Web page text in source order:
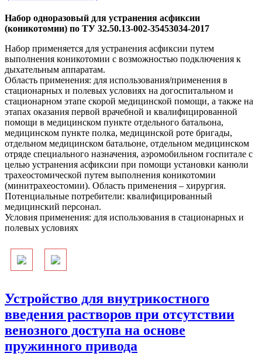
Набор одноразовый для устранения асфиксии
(коникотомии) по ТУ 32.50.13-002-35453034-2017
Набор применяется для устранения асфиксии путем
выполнения коникотомии с возможностью подключения к
дыхательным аппаратам.
Область применения: для использования/применения в
стационарных и полевых условиях на догоспитальном и
стационарном этапе скорой медицинской помощи, а также на
этапах оказания первой врачебной и квалифицированной
помощи в медицинском пункте отдельного батальона,
медицинском пункте полка, медицинской роте бригады,
отдельном медицинском батальоне, отдельном медицинском
отряде специального назначения, аэромобильном госпитале с
целью устранения асфиксии при помощи установки канюли
трахеостомической путем выполнения коникотомии
(минитрахеостомии). Область применения – хирургия.
Потенциальные потребители: квалифицированный
медицинский персонал.
Условия применения: для использования в стационарных и
полевых условиях
Устройство для внутрикостного
введения растворов при отсутствии
венозного доступа на основе
пружинного привода